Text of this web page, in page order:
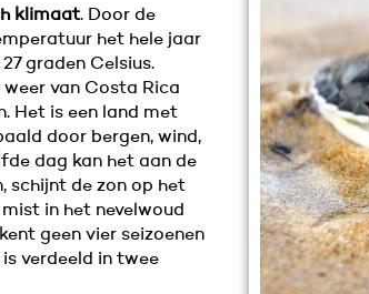
klimaat. Door de
het hele jaar
graden Celsius.
weer van Costa Rica
Het is een land met
door bergen, wind,
dag kan het aan de
schijnt de zon op het
in het nevelwoud
geen vier seizoenen
verdeeld in twee